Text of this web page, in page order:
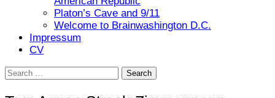
Platon’s Cave and 9/11
Welcome to Brainwashington D.C.
Impressum
CV
Search